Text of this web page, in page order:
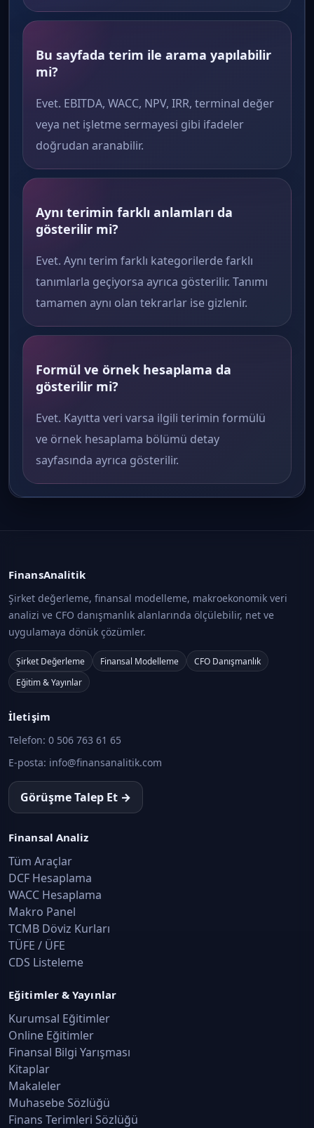
Bu sayfada terim ile arama yapılabilir
mi?
Evet. EBITDA, WACC, NPV, IRR, terminal değer
veya net işletme sermayesi gibi ifadeler
doğrudan aranabilir.
Aynı terimin farklı anlamları da
gösterilir mi?
Evet. Aynı terim farklı kategorilerde farklı
tanımlarla geçiyorsa ayrıca gösterilir. Tanımı
tamamen aynı olan tekrarlar ise gizlenir.
Formül ve örnek hesaplama da
gösterilir mi?
Evet. Kayıtta veri varsa ilgili terimin formülü
ve örnek hesaplama bölümü detay
sayfasında ayrıca gösterilir.
FinansAnalitik
Şirket değerleme, finansal modelleme, makroekonomik veri
analizi ve CFO danışmanlık alanlarında ölçülebilir, net ve
uygulamaya dönük çözümler.
Şirket Değerleme Finansal Modelleme
CFO Danışmanlık
Eğitim & Yayınlar
İletişim
Telefon: 0 506 763 61 65
E-posta: info@finansanalitik.com
Görüşme Talep Et →
Finansal Analiz
Tüm Araçlar
DCF Hesaplama
WACC Hesaplama
Makro Panel
TCMB Döviz Kurları
TÜFE / ÜFE
CDS Listeleme
Eğitimler & Yayınlar
Kurumsal Eğitimler
Online Eğitimler
Finansal Bilgi Yarışması
Kitaplar
Makaleler
Muhasebe Sözlüğü
Finans Terimleri Sözlüğü